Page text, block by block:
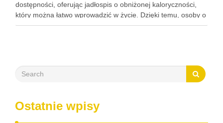
dostępności, oferując jadłospis o obniżonej kaloryczności,
który można łatwo wprowadzić w życie. Dzięki temu, osoby o
różnych stylach życia mogą z powodzeniem wprowadzać
Ostatnie wpisy